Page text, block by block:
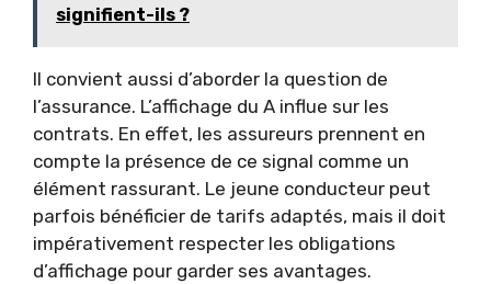
signifient-ils ?
Il convient aussi d’aborder la question de
l’assurance. L’affichage du A influe sur les
contrats. En effet, les assureurs prennent en
compte la présence de ce signal comme un
élément rassurant. Le jeune conducteur peut
parfois bénéficier de tarifs adaptés, mais il doit
impérativement respecter les obligations
d’affichage pour garder ses avantages.